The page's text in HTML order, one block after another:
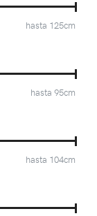
hasta 125cm
hasta 95cm
hasta 104cm